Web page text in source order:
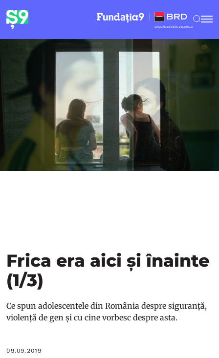
Frica era aici și înainte
(1/3)
Ce spun adolescentele din România despre siguranță,
violență de gen și cu cine vorbesc despre asta.
09.09.2019